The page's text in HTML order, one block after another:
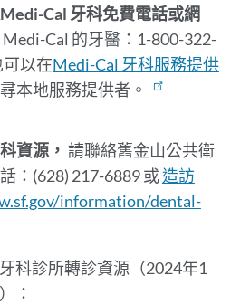
Cal 牙科免費電話或網
Cal 的牙醫：1-800-322-
以在Medi-Cal 牙科服務提供
本地服務提供者。
資源， 請聯絡舊金山公共衛
：(628) 217​​-6889 或造訪
information/dental-
科診所轉診資源（2024年1
：